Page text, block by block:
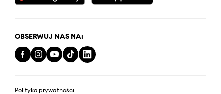
OBSERWUJ NAS NA:
Polityka prywatności